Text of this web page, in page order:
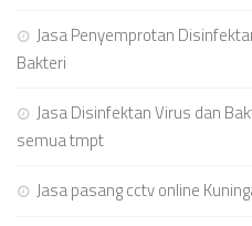
Jasa Penyemprotan
Bakteri
Jasa Disinfektan Virus dan
semua tmpt
Jasa pasang cctv online